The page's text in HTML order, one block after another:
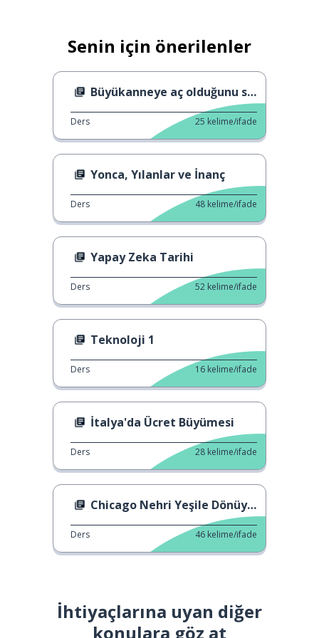
Senin için önerilenler
Büyükanneye aç olduğunu söylemek.
Ders 25 kelime/ifade
Yonca, Yılanlar ve İnanç
Ders 48 kelime/ifade
Yapay Zeka Tarihi
Ders 52 kelime/ifade
Teknoloji 1
Ders 16 kelime/ifade
İtalya'da Ücret Büyümesi
Ders 28 kelime/ifade
Chicago Nehri Yeşile Dönüyor
Ders 46 kelime/ifade
İhtiyaçlarına uyan diğer
konulara göz at